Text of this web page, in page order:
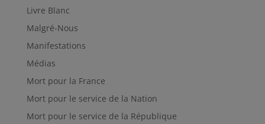
Livre Blanc
Malgré-Nous
Manifestations
Médias
Mort pour la France
Mort pour le service de la Nation
Mort pour le service de la République